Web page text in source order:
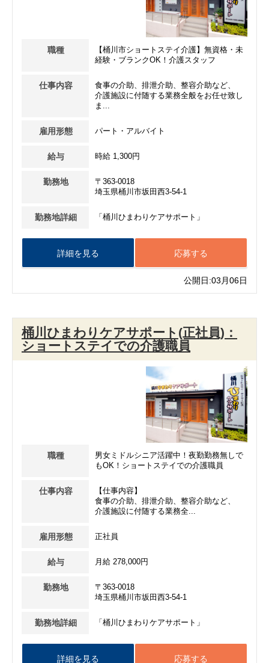
職種
【桶川市ショートステイ介護】無資格・未
経験・ブランクOK！介護スタッフ
仕事内容
食事の介助、排泄介助、整容介助など、
介護施設に付随する業務全般をお任せ致し
ま...
雇用形態 パート・アルバイト
給与 時給 1,300円
勤務地
〒363-0018
埼玉県桶川市坂田西3-54-1
勤務地詳細 「桶川ひまわりケアサポート」
応募する
詳細を見る
公開日:03月06日
桶川ひまわりケアサポート(正社員)：
ショートステイでの介護職員
職種
男女ミドルシニア活躍中！夜勤勤務無しで
もOK！ショートステイでの介護職員
仕事内容
【仕事内容】
食事の介助、排泄介助、整容介助など、
介護施設に付随する業務全...
雇用形態 正社員
給与 月給 278,000円
勤務地
〒363-0018
埼玉県桶川市坂田西3-54-1
勤務地詳細 「桶川ひまわりケアサポート」
応募する
詳細を見る